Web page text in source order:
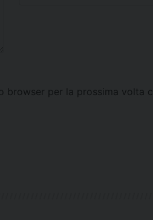
per la prossima volta